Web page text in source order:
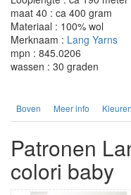
maat 40 : ca 400 gram
Materiaal : 100% wol
Merknaam : Lang Yarns
mpn : 845.0206
wassen : 30 graden
Boven Meer info Kleuren
Patronen
colori baby